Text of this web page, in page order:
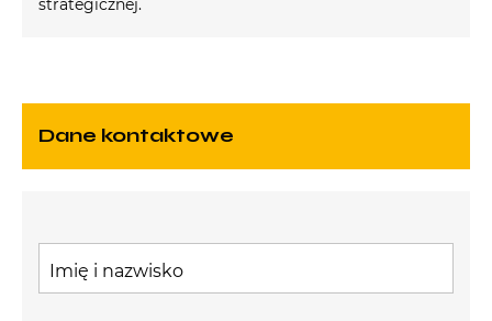
strategicznej.
Dane kontaktowe
Imię i nazwisko